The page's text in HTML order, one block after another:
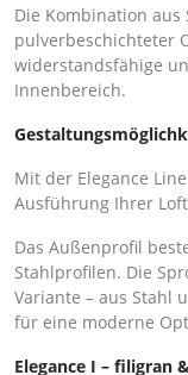
Die Kombination
pulverbeschichteter
widerstandsfähige
Innenbereich.
Mit der Elegance
Ausführung Ihrer
Das Außenprofil
Stahlprofilen. Die
Variante – aus Stahl
für eine moderne
Elegance I – filigran